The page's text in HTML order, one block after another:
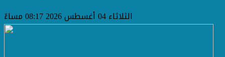
الثلاثاء 04 أغسطس 2026 08:17 مساءً